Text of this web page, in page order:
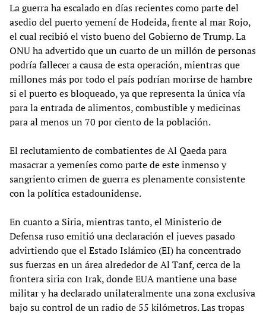
La guerra ha escalado en días recientes como parte del
asedio del puerto yemení de Hodeida, frente al mar Rojo,
el cual recibió el visto bueno del Gobierno de Trump. La
ONU ha advertido que un cuarto de un millón de personas
podría fallecer a causa de esta operación, mientras que
millones más por todo el país podrían morirse de hambre
si el puerto es bloqueado, ya que representa la única vía
para la entrada de alimentos, combustible y medicinas
para al menos un 70 por ciento de la población.
El reclutamiento de combatientes de Al Qaeda para
masacrar a yemeníes como parte de este inmenso y
sangriento crimen de guerra es plenamente consistente
con la política estadounidense.
En cuanto a Siria, mientras tanto, el Ministerio de
Defensa ruso emitió una declaración el jueves pasado
advirtiendo que el Estado Islámico (EI) ha concentrado
sus fuerzas en un área alrededor de Al Tanf, cerca de la
frontera siria con Irak, donde EUA mantiene una base
militar y ha declarado unilateralmente una zona exclusiva
bajo su control de un radio de 55 kilómetros. Las tropas